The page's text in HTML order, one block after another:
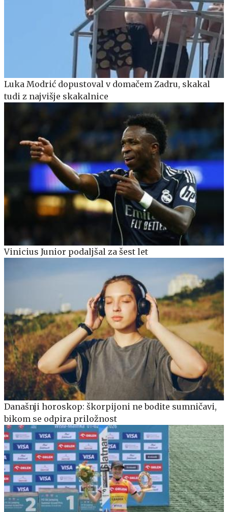
Luka Modrić dopustoval v domačem Zadru, skakal
tudi z najvišje skakalnice
Vinicius Junior podaljšal za šest let
Današnji horoskop: škorpijoni ne bodite sumničavi,
bikom se odpira priložnost